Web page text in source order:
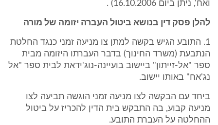
ואח', ניתן ביום 16.10.2006) .
להלן פסק דין בנושא ביטול העברה יזומה של מורה
1. התובע הגיש בקשה למתן צו מניעה זמני כנגד החלטת
הנתבעת (משרד החינוך) בדבר העברתו היזומה מבית
ספר "אל-זייתון" ביישוב בועיינה-נוג'ידאת לבית ספר "אל
נג'אח" באותו יישוב.
ביחד עם הבקשה לצו מניעה זמני הוגשה תביעה לצו
מניעה קבוע, בה התבקש בית הדין להכריז על ביטול
ההחלטה על העברת התובע.